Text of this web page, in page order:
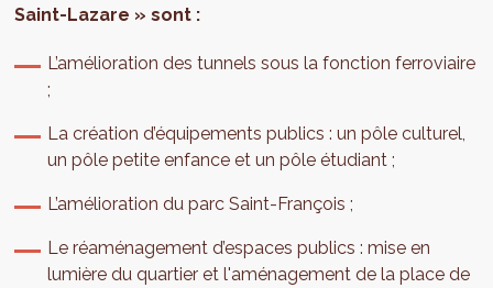
Saint-Lazare » sont :
L’amélioration des tunnels sous la fonction ferroviaire
;
La création d’équipements publics : un pôle culturel,
un pôle petite enfance et un pôle étudiant ;
L’amélioration du parc Saint-François ;
Le réaménagement d’espaces publics : mise en
lumière du quartier et l'aménagement de la place de